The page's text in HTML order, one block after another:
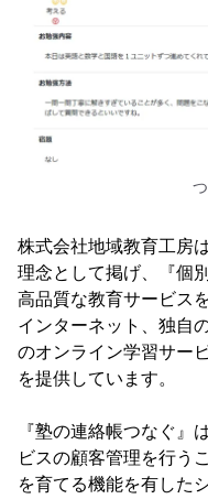
株式会社地域教育工房
理念として掲げ、『個
高品質な教育サービス
インターネット、独自
のオンライン学習サー
を提供しています。
『塾の連絡帳つなぐ』
ビスの顧客管理を行う
を育てる機能を有した